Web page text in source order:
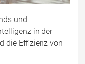
und
in der
die Effizienz von